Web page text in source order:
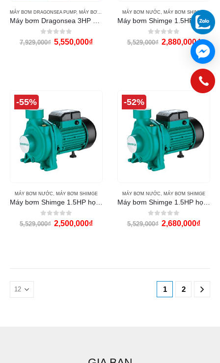
MÁY BƠM DRAGONSEA PUMP, MÁY BƠM NƯỚC
0out of 5
7,929,000₫ 5,550,000₫
MÁY BƠM NƯỚC, MÁY BƠM SHIMGE
Máy bơm Shimge 1.5HP họng 114 (SHFm6CR)
0out of 5
5,529,000₫ 2,880,000₫
-55%
MÁY BƠM NƯỚC MÁY BƠM SHIMGE
0out of 5
5,529,000₫ 2,500,000₫
-52%
MÁY BƠM NƯỚC MÁY BƠM SHIMGE
0out of 5
5,529,000₫ 2,680,000₫
1 2